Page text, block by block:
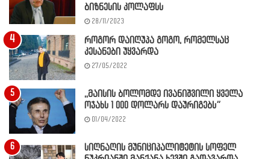
ბიზნესის კოლაფსს
28/11/2023
როგორ დაიღუპა გოგო, რომელსაც
კესანები უყვარდა
27/05/2022
,,მაისის ბოლომდე ივანიშვილი ყველა
ოჯახს 1 000 დოლარს დაურიგებს”
01/04/2022
სიღნაღის მუნიციპალიტეტის სოფელ